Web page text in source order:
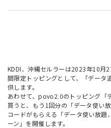
KDDI、沖縄セルラーは2023年10
間限定トッピングとして、「デー
供します。
あわせて、povo2.0のトッピング「
買うと、もう1回分の「データ使い
コードがもらえる「データ使い放
ーン」を開催します。